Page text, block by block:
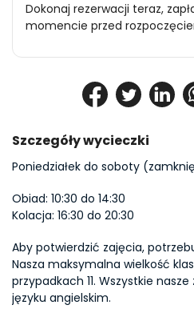
Szczegóły wycieczki
Poniedziałek do soboty
Obiad: 10:30 do 14:30
Kolacja: 16:30 do 20:30
Aby potwierdzić zajęcia,
Nasza maksymalna wielkość
przypadkach 11. Wszystkie
języku angielskim.
Dokonaj rezerwacji teraz,
momencie przed